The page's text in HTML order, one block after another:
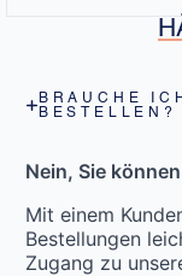
BRAUCHE
BESTELLEN?
Nein, Sie
Mit einem
Bestellungen
Zugang zu